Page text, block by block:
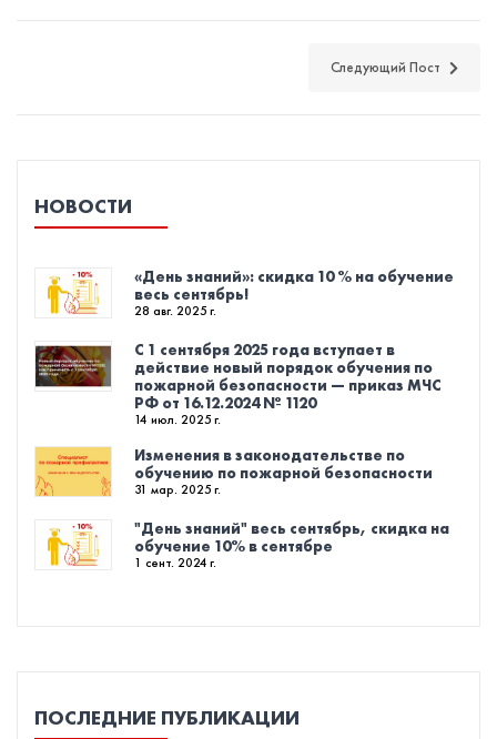
Следующий Пост
НОВОСТИ
«День знаний»: скидка 10 % на обучение
весь сентябрь!
28 авг. 2025 г.
С 1 сентября 2025 года вступает в
действие новый порядок обучения по
пожарной безопасности — приказ МЧС
РФ от 16.12.2024 № 1120
14 июл. 2025 г.
Изменения в законодательстве по
обучению по пожарной безопасности
31 мар. 2025 г.
"День знаний" весь сентябрь, скидка на
обучение 10% в сентябре
1 сент. 2024 г.
ПОСЛЕДНИЕ ПУБЛИКАЦИИ